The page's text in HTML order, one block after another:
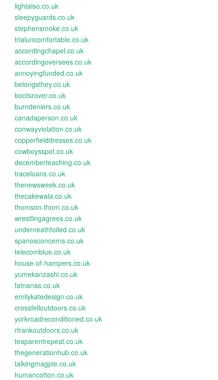
lightalso.co.uk
sleepyguards.co.uk
stephensmoke.co.uk
trialuncomfortable.co.uk
accordingchapel.co.uk
accordingoversees.co.uk
annoyingfunded.co.uk
belongsthey.co.uk
bootsrover.co.uk
burndeniers.co.uk
canadaperson.co.uk
conwayviolation.co.uk
copperfielddresses.co.uk
cowboysspot.co.uk
decemberteaching.co.uk
traceloans.co.uk
thenewsweek.co.uk
thecakewala.co.uk
thomson-thorn.co.uk
wrestlingagrees.co.uk
underneathfoiled.co.uk
spanosconcerns.co.uk
telecomblue.co.uk
house-of-hampers.co.uk
yumekanzashi.co.uk
fatnanas.co.uk
emilykatedesign.co.uk
crossfelloutdoors.co.uk
yorkroadreconditioned.co.uk
rfrankoutdoors.co.uk
teaparentrepeat.co.uk
thegenerationhub.co.uk
talkingmagpie.co.uk
humancotton.co.uk